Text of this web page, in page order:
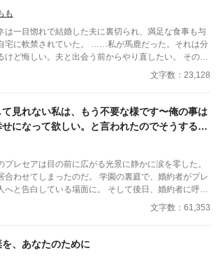
も
は一目惚れで結婚した夫に裏切られ、満足な食事も与
宅に軟禁されていた。 ……私が馬鹿だった。それは分
けど悔しい。夫と出会う前からやり直したい。 そのチ
に入れたセラフィネは復讐を誓う――。 ※ＡＩ学習禁
載禁止・無断翻訳禁止・無断朗読禁止
文字数：23,128
見れない私は、もう不要な様です〜俺の事は
になって欲しい。と言われたのでそうする事
〜
プレセアは目の前に広がる光景に静かに涙を零した。
合わせてしまったのだ。 学園の裏庭で、婚約者がプレ
している場面に。 そして後日、婚約者に呼び
られた。 「君を女性として見ることが出来ない」 幼馴
共に過ごして来た時間はとても長い。 その中でどうや
事は忘れて幸せになって欲しい。君は幸せになるべき
文字数：61,353
、あなたのために